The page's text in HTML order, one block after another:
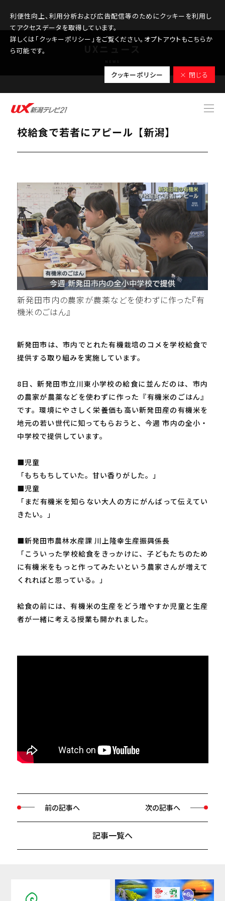
利便性向上、利用分析および広告配信等のためにクッキーを利用し
てアクセスデータを取得しています。
詳しくは「クッキーポリシー」をご覧ください。オプトアウトもこちらか
ら可能です。
クッキーポリシー × 閉じる
2025.12.09
新発田市内でとれた有機栽培のコメ 学
校給食で若者にアピール【新潟】
新発田市内の農家が農薬などを使わずに作った『有
機米のごはん』
新発田市は、市内でとれた有機栽培のコメを学校給食で
提供する取り組みを実施しています。
8日、新発田市立川東小学校の給食に並んだのは、市内
の農家が農薬などを使わずに作った『有機米のごはん』
です。環境にやさしく栄養価も高い新発田産の有機米を
地元の若い世代に知ってもらおうと、今週 市内の全小・
中学校で提供しています。
■児童
「もちもちしていた。甘い香りがした。」
■児童
「まだ有機米を知らない大人の方にがんばって伝えてい
きたい。」
■新発田市農林水産課 川上隆幸生産振興係長
「こういった学校給食をきっかけに、子どもたちのため
に有機米をもっと作ってみたいという農家さんが増えて
くれればと思っている。」
給食の前には、有機米の生産をどう増やすか児童と生産
者が一緒に考える授業も開かれました。
前の記事へ
記事一覧へ
次の記事へ